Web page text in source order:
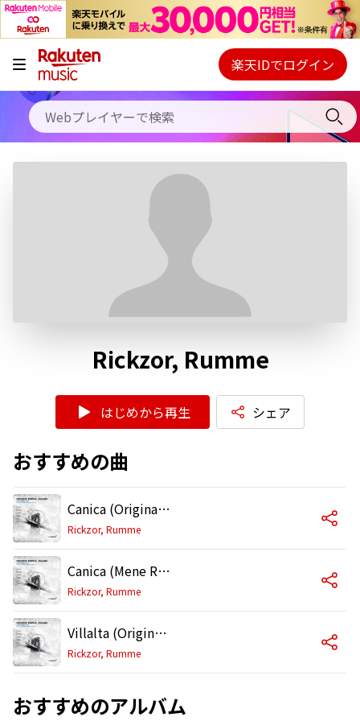
キャンペーン
料金プラン
使い方
Webプレイヤー
ご契約内容の確認・変更
楽天IDでログイン
Rickzor, Rumme
はじめから再生 シェア
おすすめの曲
Canica (Original Mix)
Rickzor, Rumme
Canica (Mene Remix)
Rickzor, Rumme
Villalta (Original Mix)
Rickzor, Rumme
おすすめのアルバム